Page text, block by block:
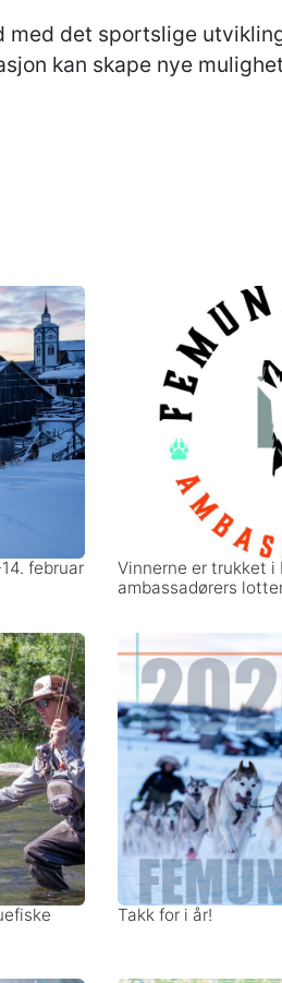
med det sportslige
kan skape nye
februar
Vinnerne er trukket i
ambassadørers
Takk for i år!